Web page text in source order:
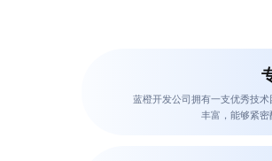
蓝橙开发公司拥有一支优秀技
丰富，能够紧密